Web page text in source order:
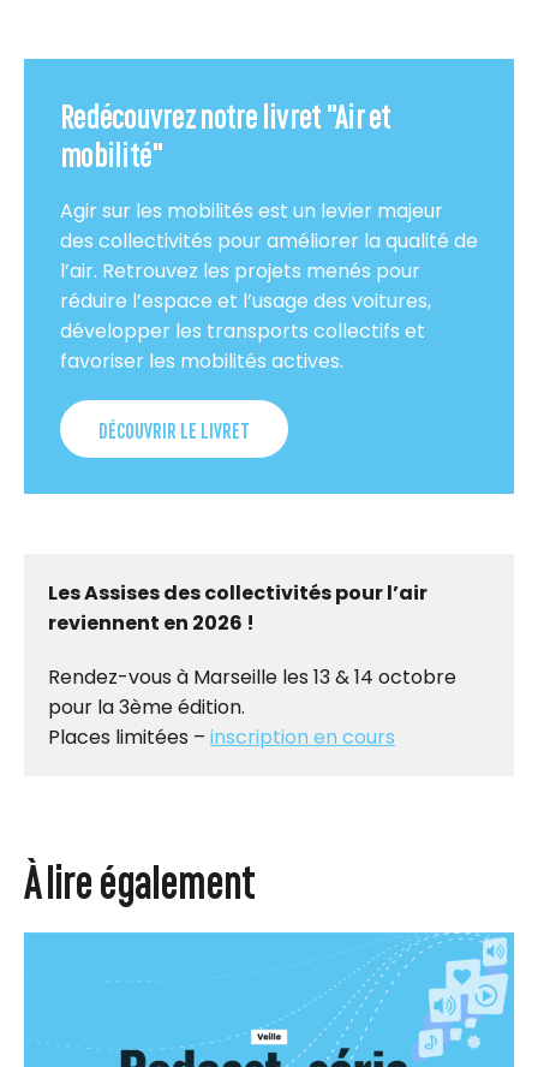
Redécouvrez notre livret "Air et
mobilité"
Agir sur les mobilités est un levier majeur
des collectivités pour améliorer la qualité de
l’air. Retrouvez les projets menés pour
réduire l’espace et l’usage des voitures,
développer les transports collectifs et
favoriser les mobilités actives.
DÉCOUVRIR LE LIVRET
Les Assises des collectivités pour l’air
reviennent en 2026 !
Rendez-vous à Marseille les 13 & 14 octobre
pour la 3ème édition.
Places limitées – inscription en cours
À lire également